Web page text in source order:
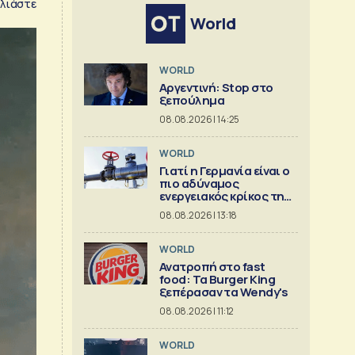
World
WORLD
Αργεντινή: Stop στο
ξεπούλημα
08.08.2026 | 14:25
WORLD
Γιατί η Γερμανία είναι ο
πιο αδύναμος
ενεργειακός κρίκος της
Ευρώπης
08.08.2026 | 13:18
WORLD
Ανατροπή στο fast
food: Τα Burger King
ξεπέρασαν τα Wendy's
08.08.2026 | 11:12
WORLD